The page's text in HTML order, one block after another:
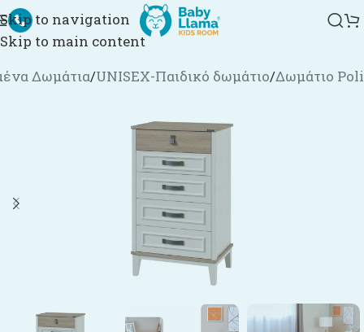
Skip to navigation
Skip to main content
Δωμάτια/UNISEX-Παιδικό δωμάτιο/Δωμάτιο Poli